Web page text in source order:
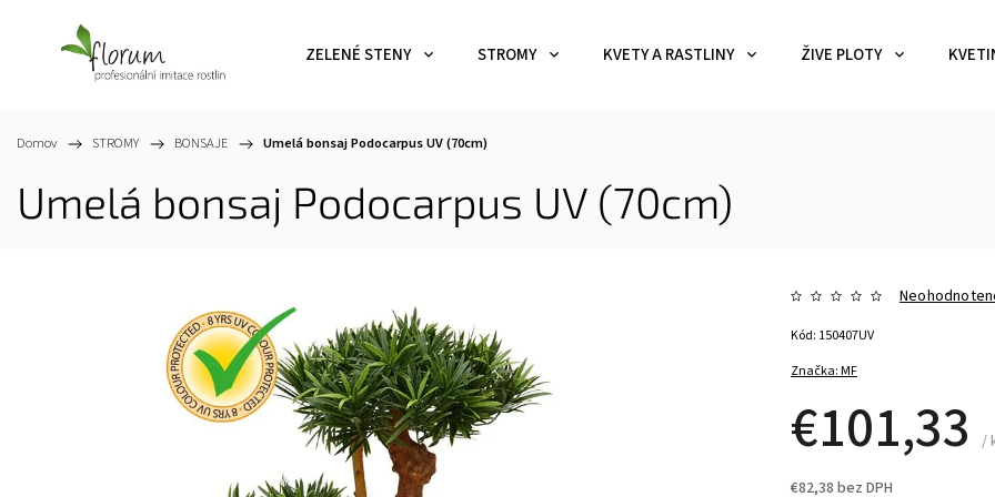
ZELENÉ STENY STROMY KVETY A RASTLINY ŽIVE PLOTY
Domov / STROMY / BONSAJE / Umelá bonsaj Podocarpus UV (70cm)
Umelá bonsaj Podocarpus UV (70cm)
Značka:MF
€101,33/
€82,38 bez DPH
Kód: 150407UV